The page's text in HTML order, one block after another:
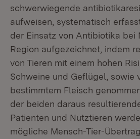
schwerwiegende
aufweisen, systematisch
der Einsatz von Antibiotika bei
Region aufgezeichnet, indem
von Tieren mit einem hohen
Schweine und Geflügel, sowie
bestimmtem Fleisch
der beiden daraus
Patienten und Nutztieren
mögliche Mensch-Tier-